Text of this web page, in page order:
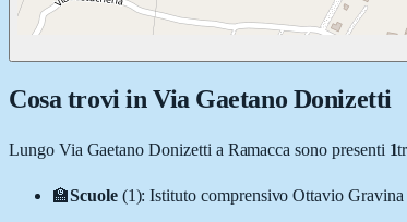
Cosa trovi in Via Gaetano Donizetti
Lungo Via Gaetano Donizetti a Ramacca sono presenti 1
🏫Scuole (1):Istituto comprensivo Ottavio